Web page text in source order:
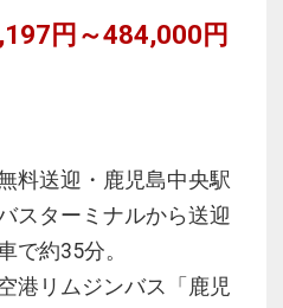
円～484,000円
料送迎・鹿児島中央駅
スターミナルから送迎
で約35分。
港リムジンバス「鹿児